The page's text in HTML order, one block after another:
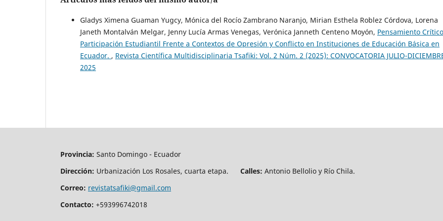
Gladys Ximena Guaman Yugcy, Mónica del Rocío Zambrano Naranjo, Mirian Esthela Roblez Córdova, Lorena
Janeth Montalván Melgar, Jenny Lucía Armas Venegas, Verónica Janneth Centeno Moyón, Pensamiento
Participación Estudiantil Frente a Contextos de Opresión y Conflicto en Instituciones de Educación Básica en
Ecuador. , Revista Científica Multidisciplinaria Tsafiki: Vol. 2 Núm. 2 (2025): CONVOCATORIA JULIO-
2025
Provincia: Santo Domingo - Ecuador
Dirección: Urbanización Los Rosales, cuarta etapa. Calles: Antonio Bellolio y Río Chila.
Correo: revistatsafiki@gmail.com
Contacto: +593996742018